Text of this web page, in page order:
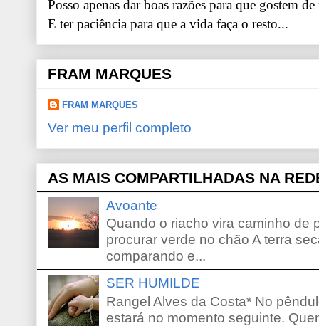
Posso apenas dar boas razões para que gostem
E ter paciência para que a vida faça o resto...
FRAM MARQUES
FRAM MARQUES
Ver meu perfil completo
AS MAIS COMPARTILHADAS NA
Avoante
Quando o riacho vira caminho de
procurar verde no chão A terra
comparando e...
SER HUMILDE
Rangel Alves da Costa* No
estará no momento seguinte.